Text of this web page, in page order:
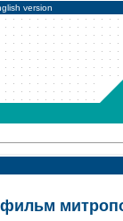
version